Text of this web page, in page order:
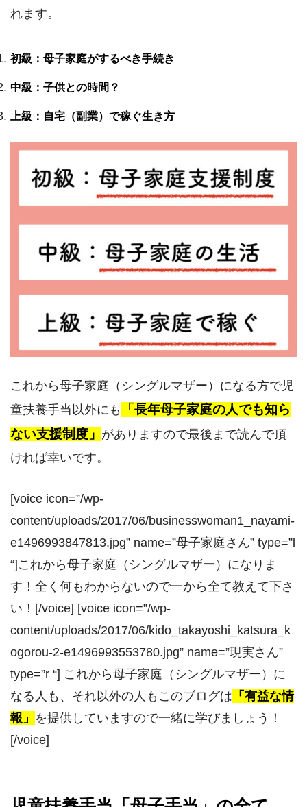
れます。
初級：母子家庭がするべき手続き
中級：子供との時間？
上級：自宅（副業）で稼ぐ生き方
これから母子家庭（シングルマザー）になる方で児
童扶養手当以外にも
「長年母子家庭の人でも知ら
ない支援制度」 がありますので最後まで読んで頂
ければ幸いです。
[voice icon=”/wp-
content/uploads/2017/06/businesswoman1_nayami-
e1496993847813.jpg” name=”母子家庭さん” type=”l
“]これから母子家庭（シングルマザー）になりま
す！全く何もわからないので一から全て教えて下さ
い！[/voice] [voice icon=”/wp-
content/uploads/2017/06/kido_takayoshi_katsura_k
ogorou-2-e1496993553780.jpg” name=”現実さん”
type=”r “] これから母子家庭（シングルマザー）に
なる人も、それ以外の人もこのブログは 「有益な情
報」 を提供していますので一緒に学びましょう！
[/voice]